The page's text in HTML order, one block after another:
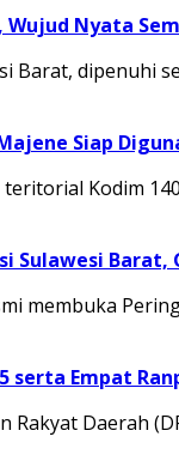
Nyata
Barat, dipenuhi
Siap
Kodim
Sulawesi
membuka
serta Empat
Daerah